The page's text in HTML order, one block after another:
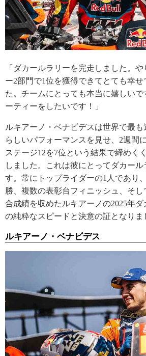
「ダカールラリーを完走しました。
ー2部門で1位を獲得できてとても幸
た。チームにとっても本当に嬉しい
ーティーをしたいです！」
ルキアーノ・ベナビデスは世界で最
らしいパフォーマンスを見せ、2週間
ステージ12を7位という結果で締めく
しました。これは彼にとってダカー
す。常にトップライダーの1人であり
勝、複数の表彰台フィニッシュ、そ
合成績を収めたルキアーノの2025年
の純粋なスピードと決意の証となりま
ルキアーノ・ベナビデス